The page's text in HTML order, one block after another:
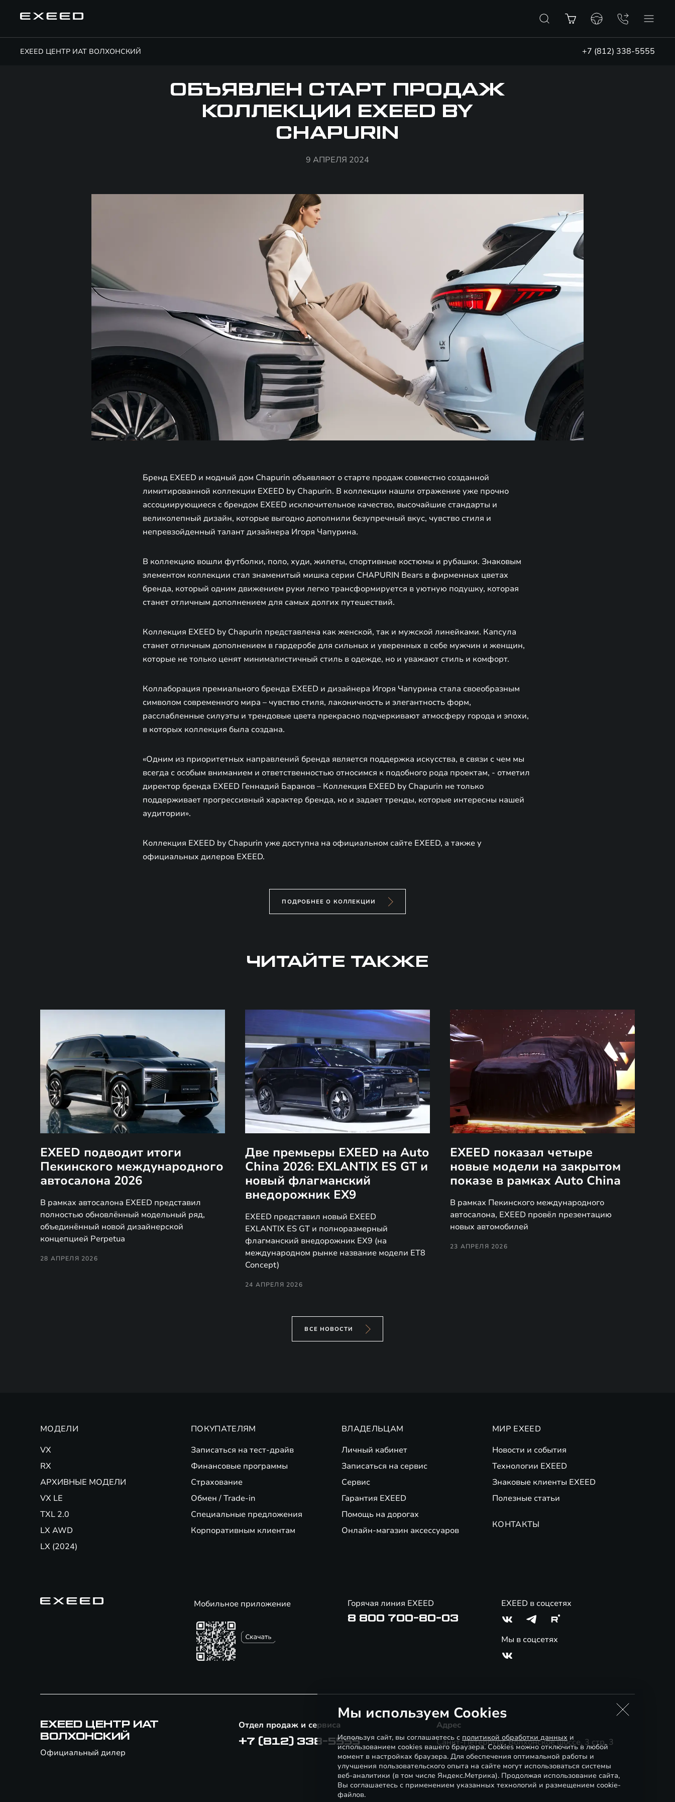
EXEED ЦЕНТР ИАТ ВОЛХОНСКИЙ +7 (812) 338-5555
ОБЪЯВЛЕН СТАРТ ПРОДАЖ
КОЛЛЕКЦИИ EXEED BY
CHAPURIN
9 АПРЕЛЯ 2024
Бренд EXEED и модный дом Chapurin объявляют о старте продаж совместно созданной
лимитированной коллекции EXEED by Chapurin. В коллекции нашли отражение уже прочно
ассоциирующиеся с брендом EXEED исключительное качество, высочайшие стандарты и
великолепный дизайн, которые выгодно дополнили безупречный вкус, чувство стиля и
непревзойденный талант дизайнера Игоря Чапурина.
В коллекцию вошли футболки, поло, худи, жилеты, спортивные костюмы и рубашки. Знаковым
элементом коллекции стал знаменитый мишка серии CHAPURIN Bears в фирменных цветах
бренда, который одним движением руки легко трансформируется в уютную подушку, которая
станет отличным дополнением для самых долгих путешествий.
Коллекция EXEED by Chapurin представлена как женской, так и мужской линейками. Капсула
станет отличным дополнением в гардеробе для сильных и уверенных в себе мужчин и женщин,
которые не только ценят минималистичный стиль в одежде, но и уважают стиль и комфорт.
Коллаборация премиального бренда EXEED и дизайнера Игоря Чапурина стала своеобразным
символом современного мира – чувство стиля, лаконичность и элегантность форм,
расслабленные силуэты и трендовые цвета прекрасно подчеркивают атмосферу города и эпохи,
в которых коллекция была создана.
«Одним из приоритетных направлений бренда является поддержка искусства, в связи с чем мы
всегда с особым вниманием и ответственностью относимся к подобного рода проектам, - отметил
директор бренда EXEED Геннадий Баранов – Коллекция EXEED by Chapurin не только
поддерживает прогрессивный характер бренда, но и задает тренды, которые интересны нашей
аудитории».
Коллекция EXEED by Chapurin уже доступна на официальном сайте EXEED, а также у
официальных дилеров EXEED.
ПОДРОБНЕЕ О КОЛЛЕКЦИИ
ЧИТАЙТЕ ТАКЖЕ
EXEED подводит итоги
Пекинского международного
автосалона 2026
В рамках автосалона EXEED представил
полностью обновлённый модельный ряд,
объединённый новой дизайнерской
концепцией Perpetua
28 АПРЕЛЯ 2026
Две премьеры EXEED на Auto
China 2026: EXLANTIX ES GT и
новый флагманский
внедорожник EX9
EXEED представил новый EXEED
EXLANTIX ES GT и полноразмерный
флагманский внедорожник EX9 (на
международном рынке название модели ET8
Concept)
24 АПРЕЛЯ 2026
EXEED показал четыре
новые модели на закрытом
показе в рамках Auto China
В рамках Пекинского международного
автосалона, EXEED провёл презентацию
новых автомобилей
23 АПРЕЛЯ 2026
ВСЕ НОВОСТИ
МОДЕЛИ
VX
RX
АРХИВНЫЕ МОДЕЛИ
VX LE
TXL 2.0
LX AWD
LX (2024)
ПОКУПАТЕЛЯМ
Записаться на тест-драйв
Финансовые программы
Страхование
Обмен / Trade-in
Специальные предложения
Корпоративным клиентам
ВЛАДЕЛЬЦАМ
Личный кабинет
Записаться на сервис
Сервис
Гарантия EXEED
Помощь на дорогах
Онлайн-магазин аксессуаров
МИР EXEED
Новости и события
Технологии EXEED
Знаковые клиенты EXEED
Полезные статьи
КОНТАКТЫ
Мобильное приложение Горячая линия EXEED
8 800 700-80-03
EXEED в соцсетях
Мы в соцсетях
EXEED ЦЕНТР ИАТ
ВОЛХОНСКИЙ
Официальный дилер
Отдел продаж и сервиса
+7 (812) 338-5555
Адрес
Санкт-Петербург, Волхонское шоссе, 3 стр. 3
Мы используем Cookies
Используя сайт, вы соглашаетесь с политикой обработки данных и
использованием cookies вашего браузера. Cookies можно отключить в любой
момент в настройках браузера. Для обеспечения оптимальной работы и
улучшения пользовательского опыта на сайте могут использоваться системы
веб-аналитики (в том числе Яндекс.Метрика). Продолжая использование сайта,
Вы соглашаетесь с применением указанных технологий и размещением cookie-
файлов.